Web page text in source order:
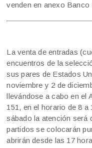
venden en anexo Banco
La venta de entradas
encuentros de la
sus pares de Estados
noviembre y 2 de
llevándose a cabo en el
151, en el horario de 8
sábado la atención será
partidos se colocarán
abrirán desde las 17